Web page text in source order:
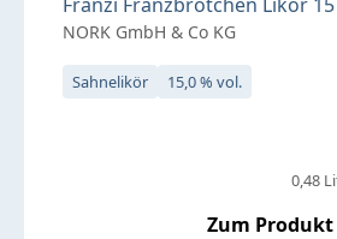
NORK GmbH & Co KG
Sahnelikör 15,0 % vol.
0,48
Zum Produkt